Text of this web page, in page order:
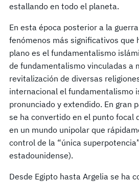
estallando en todo el planeta.
En esta época posterior a la
fenómenos más significativos que
plano es el fundamentalismo
de fundamentalismo vinculadas a
revitalización de diversas
internacional el fundamentalismo
pronunciado y extendido. En gran
se ha convertido en el punto focal
en un mundo unipolar que
control de la “única
estadounidense).
Desde Egipto hasta Argelia se ha